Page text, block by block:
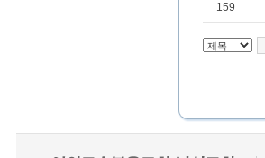
159